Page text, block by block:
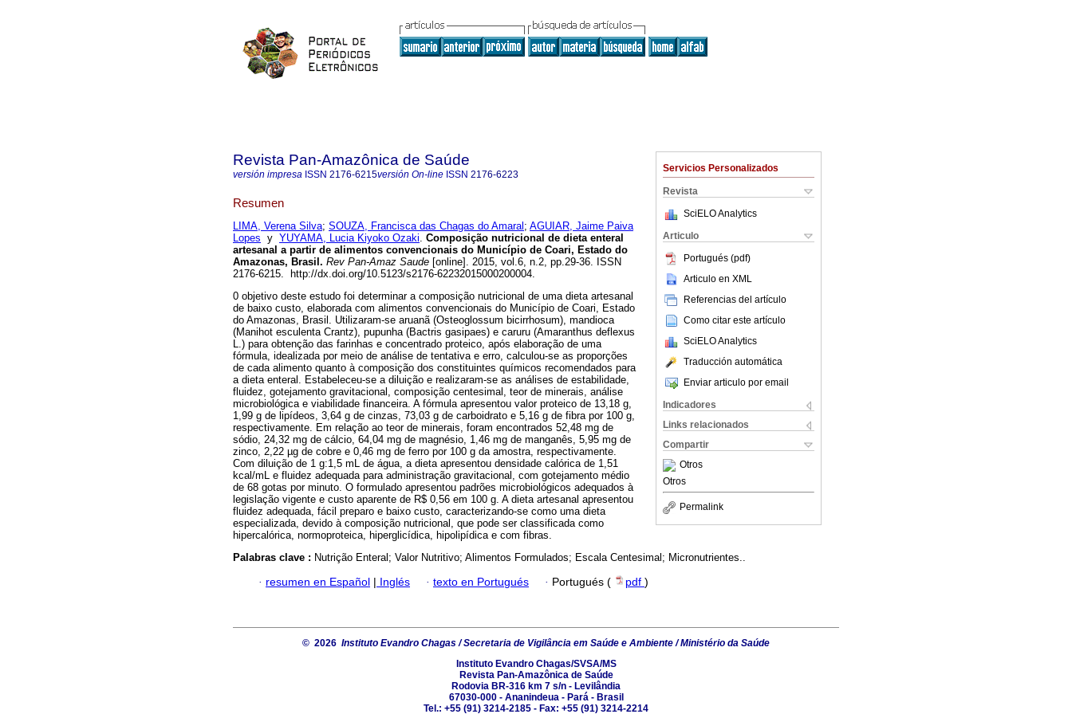
Servicios Personalizados
Revista
SciELO Analytics
Articulo
Portugués (pdf)
Articulo en XML
Referencias del artículo
Como citar este artículo
SciELO Analytics
Traducción automática
Enviar articulo por email
Indicadores
Links relacionados
Compartir
Otros
Otros
Permalink
Revista Pan-Amazônica de Saúde
versión impresa ISSN 2176-6215versión On-line ISSN 2176-6223
Resumen
LIMA, Verena Silva; SOUZA, Francisca das Chagas do Amaral ; AGUIAR, Jaime Paiva
Lopes y YUYAMA, Lucia Kiyoko Ozaki. Composição nutricional de dieta enteral
artesanal a partir de alimentos convencionais do Município de Coari, Estado do
Amazonas, Brasil. Rev Pan-Amaz Saude [online]. 2015, vol.6, n.2, pp.29-36. ISSN
2176-6215. http://dx.doi.org/10.5123/s2176-62232015000200004.
0 objetivo deste estudo foi determinar a composição nutricional de uma dieta artesanal
de baixo custo, elaborada com alimentos convencionais do Município de Coari, Estado
do Amazonas, Brasil. Utilizaram-se aruanã (Osteoglossum bicirrhosum), mandioca
(Manihot esculenta Crantz), pupunha (Bactris gasipaes) e caruru (Amaranthus deflexus
L.) para obtenção das farinhas e concentrado proteico, após elaboração de uma
fórmula, idealizada por meio de análise de tentativa e erro, calculou-se as proporções
de cada alimento quanto à composição dos constituintes químicos recomendados para
a dieta enteral. Estabeleceu-se a diluição e realizaram-se as análises de estabilidade,
fluidez, gotejamento gravitacional, composição centesimal, teor de minerais, análise
microbiológica e viabilidade financeira. A fórmula apresentou valor proteico de 13,18 g,
1,99 g de lipídeos, 3,64 g de cinzas, 73,03 g de carboidrato e 5,16 g de fibra por 100 g,
respectivamente. Em relação ao teor de minerais, foram encontrados 52,48 mg de
sódio, 24,32 mg de cálcio, 64,04 mg de magnésio, 1,46 mg de manganês, 5,95 mg de
zinco, 2,22 µg de cobre e 0,46 mg de ferro por 100 g da amostra, respectivamente.
Com diluição de 1 g:1,5 mL de água, a dieta apresentou densidade calórica de 1,51
kcal/mL e fluidez adequada para administração gravitacional, com gotejamento médio
de 68 gotas por minuto. O formulado apresentou padrões microbiológicos adequados à
legislação vigente e custo aparente de R$ 0,56 em 100 g. A dieta artesanal apresentou
fluidez adequada, fácil preparo e baixo custo, caracterizando-se como uma dieta
especializada, devido à composição nutricional, que pode ser classificada como
hipercalórica, normoproteica, hiperglicídica, hipolipídica e com fibras.
Palabras clave : Nutrição Enteral; Valor Nutritivo; Alimentos Formulados; Escala Centesimal; Micronutrientes..
· resumen en Español | Inglés · texto en Portugués · Portugués ( pdf )
© 2026 Instituto Evandro Chagas / Secretaria de Vigilância em Saúde e Ambiente / Ministério da Saúde
Instituto Evandro Chagas/SVSA/MS
Revista Pan-Amazônica de Saúde
Rodovia BR-316 km 7 s/n - Levilândia
67030-000 - Ananindeua - Pará - Brasil
Tel.: +55 (91) 3214-2185 - Fax: +55 (91) 3214-2214